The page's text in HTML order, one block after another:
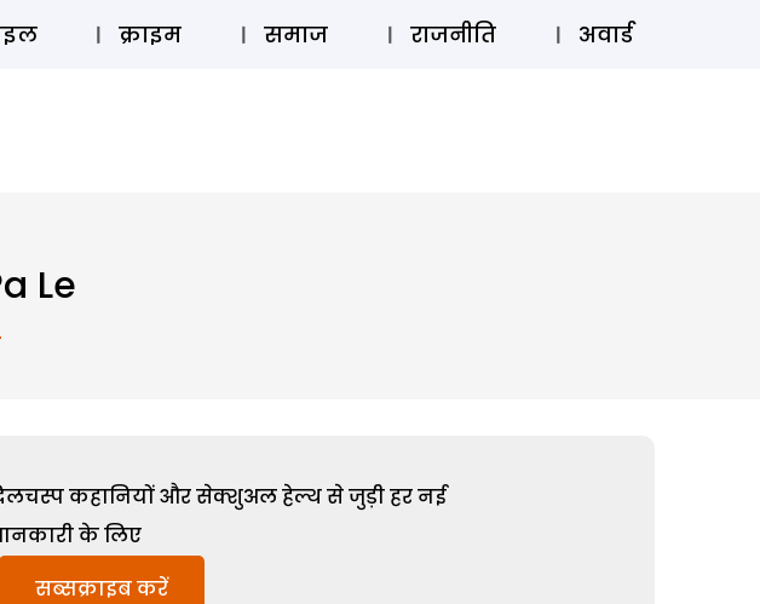
ऑडियो स्टोरी लॉग इन ⚲ SUBSCRIBE
क्राइम समाज राजनीति अवार्ड
Le
कहानियों और सेक्शुअल हेल्थ से जुड़ी हर नई
के लिए
सब्सक्राइब करें